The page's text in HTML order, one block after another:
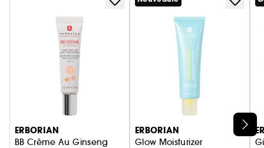
Ignorer le carrousel produits
ERBORIAN
BB Crème Au Ginseng
ERBORIAN
Glow Moisturizer